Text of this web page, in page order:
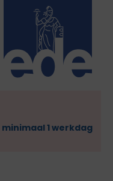
minimaal 1 werkdag